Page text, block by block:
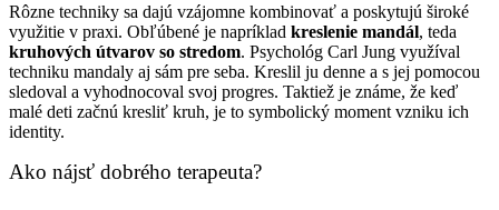
Rôzne techniky sa dajú vzájomne kombinovať a poskytujú široké
využitie v praxi. Obľúbené je napríklad kreslenie mandál, teda
kruhových útvarov so stredom. Psychológ Carl Jung využíval
techniku mandaly aj sám pre seba. Kreslil ju denne a s jej pomocou
sledoval a vyhodnocoval svoj progres. Taktiež je známe, že keď
malé deti začnú kresliť kruh, je to symbolický moment vzniku ich
identity.
Ako nájsť dobrého terapeuta?